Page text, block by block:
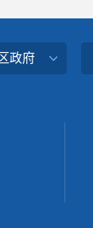
政府